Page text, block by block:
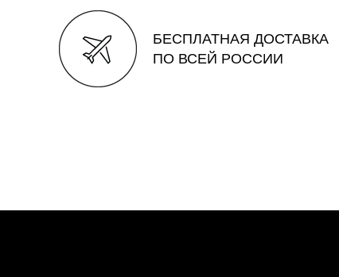
БЕСПЛАТНАЯ ДОСТАВКА
ПО ВСЕЙ РОССИИ